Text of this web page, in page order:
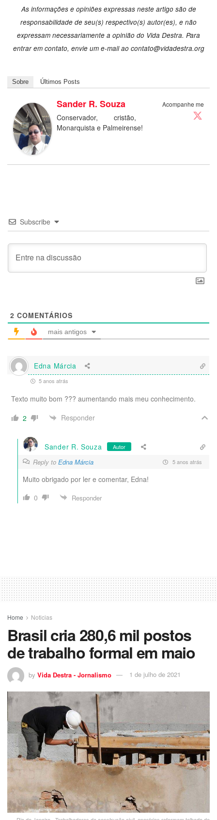
As informações e opiniões expressas neste artigo são de
responsabilidade de seu(s) respectivo(s) autor(es), e não
expressam necessariamente a opinião do Vida Destra. Para
entrar em contato, envie um e-mail ao contato@vidadestra.org
Sobre Últimos Posts
Acompanhe me
Sander R. Souza
Conservador, cristão,
Monarquista e Palmeirense!
Subscribe
2 COMENTÁRIOS
mais antigos
Edna Márcia
5 anos atrás
Texto muito bom ??? aumentando mais meu conhecimento.
2
Responder
Sander R. Souza Autor
Reply to Edna Márcia 5 anos atrás
Muito obrigado por ler e comentar, Edna!
0
Responder
Home Noticias
Brasil cria 280,6 mil postos
de trabalho formal em maio
by Vida Destra - Jornalismo 1 de julho de 2021